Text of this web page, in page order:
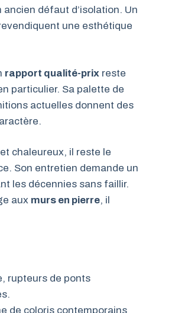
défaut d’isolation. Un
une esthétique
rapport qualité-prix reste
particulier. Sa palette de
actuelles donnent des
chaleureux, il reste le
Son entretien demande un
les décennies sans faillir.
aux murs en pierre, il
rupteurs de ponts
de coloris contemporains